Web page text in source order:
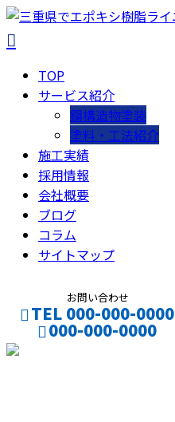
TOP
サービス紹介
鋼構造物塗装
塗料・工法紹介
施工実績
採用情報
会社概要
ブログ
コラム
サイトマップ
お問い合わせ
TEL 000-000-0000
000-000-0000